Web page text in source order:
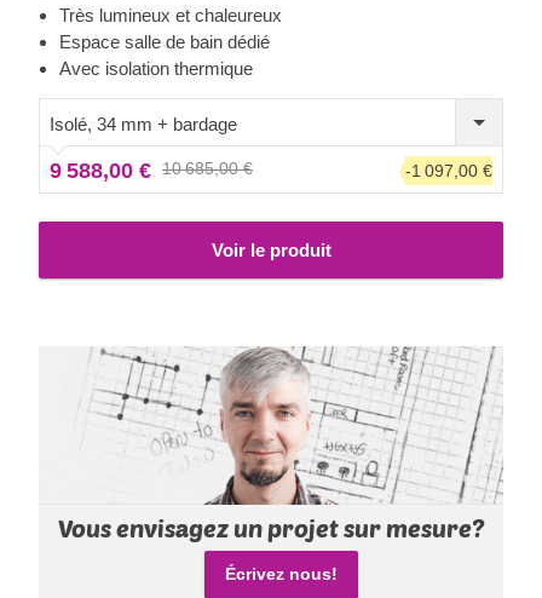
déconnecter du monde extérieur et vous recentrer. Vous
pouvez aussi l’aménager en espace de travail à distance,
alliant confort ergonomique et calme absolu, un cadre idéal
agréable coin d’ombre à l’extérieur, que vous pouvez
compléter avec une terrasse en option.
Très lumineux et chaleureux
Espace salle de bain dédié
Avec isolation thermique
Isolé, 34 mm + bardage
9 588,00 € 10 685,00 € -1 097,00 €
Voir le produit
Vous envisagez un projet sur mesure?
Écrivez nous!